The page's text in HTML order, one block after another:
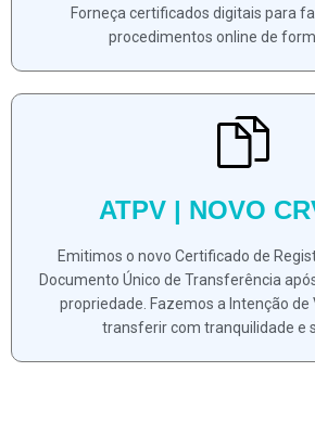
Forneça certificados digitais para
procedimentos online de
ATPV | NOVO
Emitimos o novo Certificado de
Documento Único de Transferência
propriedade. Fazemos a Intenção de
transferir com tranquilidade e